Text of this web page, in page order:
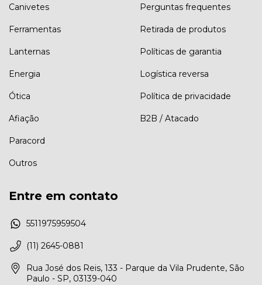
Canivetes
Ferramentas
Lanternas
Energia
Ótica
Afiação
Paracord
Outros
Perguntas frequentes
Retirada de produtos
Políticas de garantia
Logística reversa
Política de privacidade
B2B / Atacado
Entre em contato
5511975959504
(11) 2645-0881
Rua José dos Reis, 133 - Parque da Vila Prudente, São
Paulo - SP, 03139-040